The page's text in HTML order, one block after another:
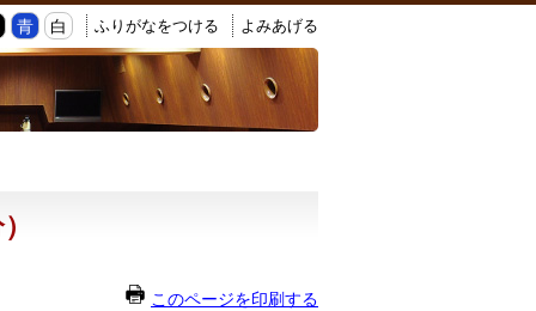
青 白 ふりがなをつける よみあげる
このページを印刷する